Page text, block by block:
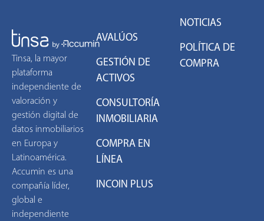
Tinsa, la mayor
plataforma
independiente de
valoración y
gestión digital de
datos inmobiliarios
en Europa y
Latinoamérica.
Accumin es una
compañía líder,
global e
independiente
AVALÚOS
GESTIÓN DE
ACTIVOS
CONSULTORÍA
INMOBILIARIA
COMPRA EN
LÍNEA
INCOIN PLUS
NOTICIAS
POLÍTICA DE
COMPRA